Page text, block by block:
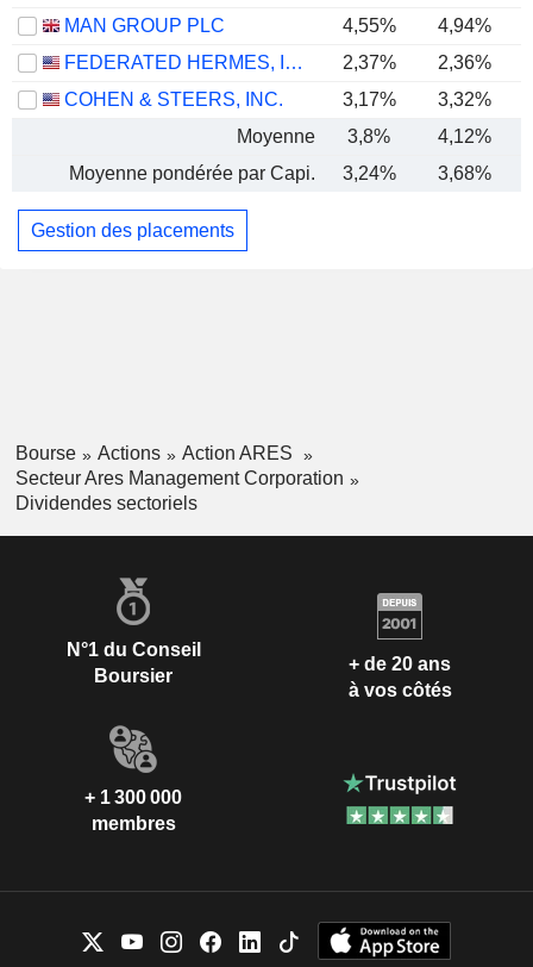
MAN GROUP PLC
4,55% 4,94%
FEDERATED HERMES, INC.
2,37% 2,36%
COHEN & STEERS, INC.
3,17% 3,32%
Moyenne
3,8% 4,12%
Moyenne pondérée par Capi.
3,24% 3,68%
Gestion des placements
Bourse Actions
Action ARES
Secteur Ares Management Corporation
Dividendes sectoriels
N°1 du Conseil
Boursier
+ de 20 ans
à vos côtés
+ 1 300 000
membres